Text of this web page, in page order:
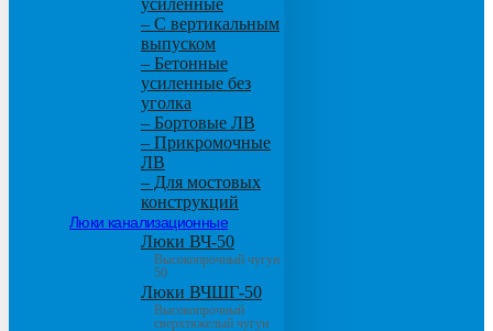
– С вертикальным
выпуском
– Бетонные
усиленные без
уголка
– Бортовые ЛВ
– Прикромочные
ЛВ
– Для мостовых
конструкций
Люки канализационные
Люки ВЧ-50
Высокопрочный чугун
50
Люки ВЧШГ-50
Высокопрочный
сверхтяжелый чугун